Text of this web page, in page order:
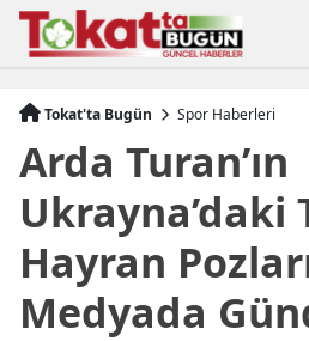
Tokat'ta Bugün Spor Haberleri
Arda Turan’ın
Ukrayna’daki
Hayran
Medyada